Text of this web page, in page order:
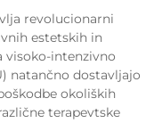
revolucionarni
estetskih in
visoko-intenzivno
natančno dostavljajo
okoliških
terapevtske